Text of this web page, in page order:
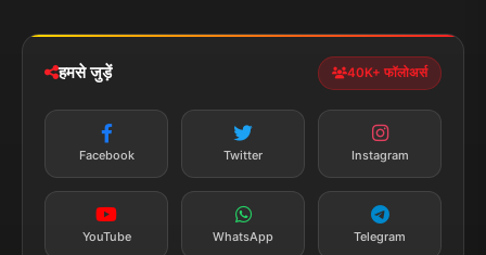
न्यूज़ अलर्ट
तत्काल अपडेट
सब्सक्राइब करें
हमसे जुड़ें 40K+ फॉलोअर्स
Facebook Twitter Instagram
YouTube WhatsApp Telegram